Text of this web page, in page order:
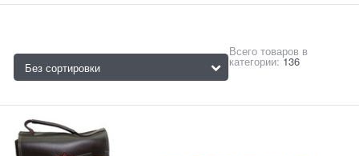
Всего товаров в
категории: 136